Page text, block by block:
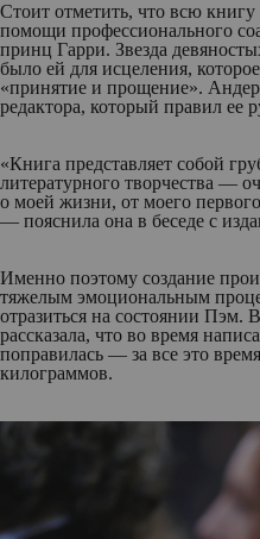
Стоит отметить, что всю книгу
помощи профессионального
принц Гарри. Звезда
было ей для исцеления,
«принятие и прощение».
редактора, который правил ее
«Книга представляет собой
литературного творчества —
о моей жизни, от моего
— пояснила она в беседе с
Именно поэтому создание
тяжелым эмоциональным
отразиться на состоянии Пэм.
рассказала, что во время
поправилась — за все это
килограммов.